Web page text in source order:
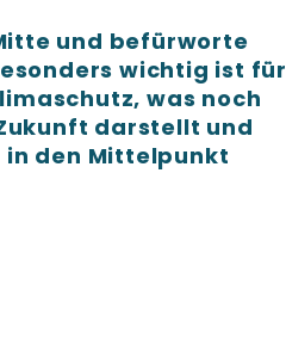
und befürworte
wichtig ist für
was noch
darstellt und
in den Mittelpunkt